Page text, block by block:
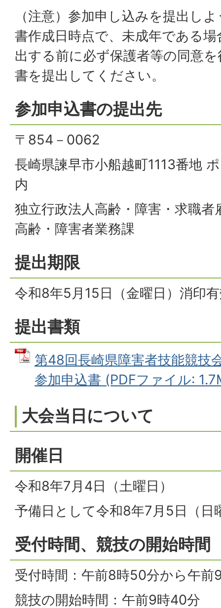
（注意）参加申し込みを提出し
書作成日時点で、未成年である
出する前に必ず保護者等の同意
書を提出してください。
参加申込書の提出先
〒854－0062
長崎県諫早市小船越町1113番地
内
独立行政法人高齢・障害・求職者
高齢・障害者業務課
提出期限
令和8年5月15日（金曜日）消印
提出書類
第48回長崎県障害者技能競技
参加申込書 (PDFファイル:
大会当日について
開催日
令和8年7月4日（土曜日）
予備日として令和8年7月5日（日
受付時間、競技の開始時間
受付時間：午前8時50分から午前
競技の開始時間：午前9時40分